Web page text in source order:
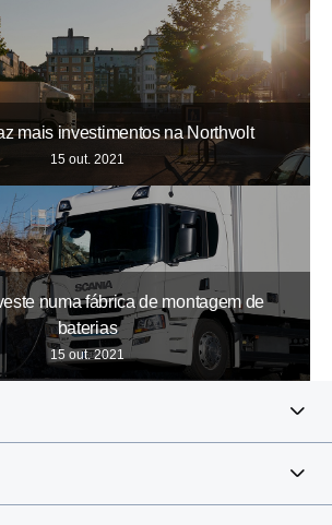
mais investimentos na Northvolt
15 out. 2021
numa fábrica de montagem de
baterias
15 out. 2021